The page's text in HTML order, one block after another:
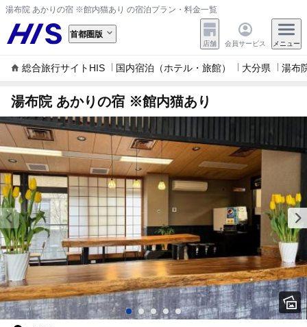
湯布院 あかりの宿 ※館内猫あり の宿泊プラン・料金一覧
首都圏版
店舗 会員サービス メニュー
総合旅行サイトHIS 国内宿泊（ホテル・旅館） 大分県 湯布
湯布院 あかりの宿 ※館内猫あり